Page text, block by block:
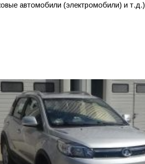
автомобили (электромобили) и т.д.)